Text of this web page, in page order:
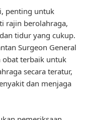
penting untuk
rajin berolahraga,
tidur yang cukup.
Surgeon General
obat terbaik untuk
secara teratur,
dan menjaga